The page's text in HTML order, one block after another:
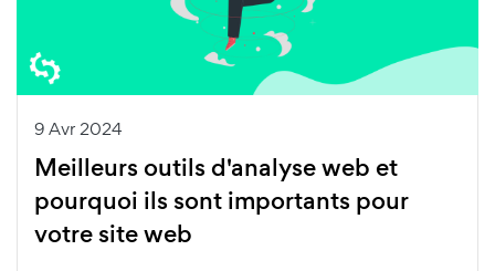
9 Avr 2024
Meilleurs outils d'analyse web et
pourquoi ils sont importants pour
votre site web